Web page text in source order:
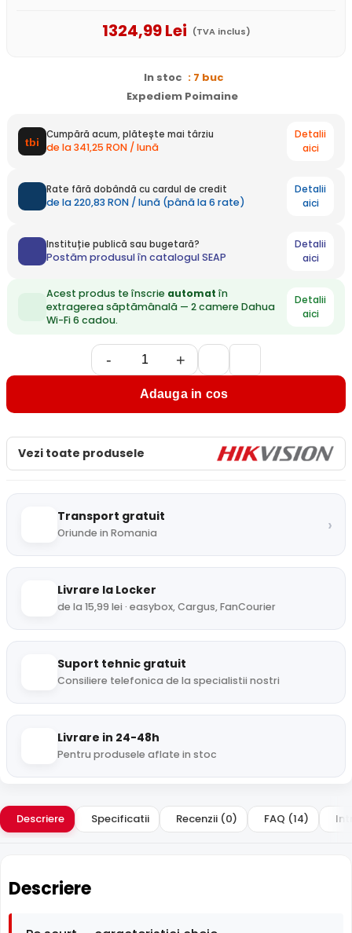
1324,99Lei (TVA inclus)
In stoc : 7 buc
Expediem Poimaine
Cumpără acum, plătește mai târziu
de la 341,25 RON / lună
Detalii
aici
Rate fără dobândă cu cardul de credit
de la 220,83 RON / lună (până la 6 rate)
Detalii
aici
Instituție publică sau bugetară?
Postăm produsul în catalogul SEAP
Detalii
aici
Acest produs te înscrie automat în
extragerea săptămânală — 2 camere Dahua
Wi-Fi 6 cadou.
Detalii
aici
- +
Adauga in cos
Vezi toate produsele
Transport gratuit
Oriunde in Romania ›
Livrare la Locker
de la 15,99 lei · easybox, Cargus, FanCourier
Suport tehnic gratuit
Consiliere telefonica de la specialistii nostri
Livrare in 24-48h
Pentru produsele aflate in stoc
Descriere Specificatii Recenzii (0) FAQ (14)
Descriere